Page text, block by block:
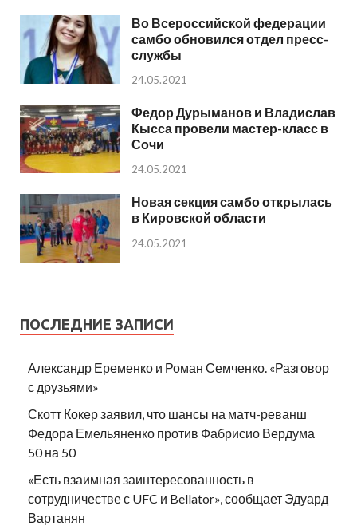
Во Всероссийской федерации
самбо обновился отдел пресс-
службы
24.05.2021
Федор Дурыманов и Владислав
Кысса провели мастер-класс в
Сочи
24.05.2021
Новая секция самбо открылась
в Кировской области
24.05.2021
ПОСЛЕДНИЕ ЗАПИСИ
Александр Еременко и Роман Семченко. «Разговор
с друзьями»
Скотт Кокер заявил, что шансы на матч-реванш
Федора Емельяненко против Фабрисио Вердума
50 на 50
«Есть взаимная заинтересованность в
сотрудничестве с UFC и Bellator», сообщает Эдуард
Вартанян